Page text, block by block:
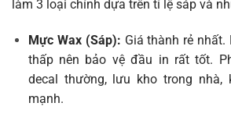
làm 3 loại chính dựa trên tỉ lệ sáp và
Mực Wax (Sáp): Giá thành rẻ
thấp nên bảo vệ đầu in rất tốt.
decal thường, lưu kho trong nhà,
mạnh.